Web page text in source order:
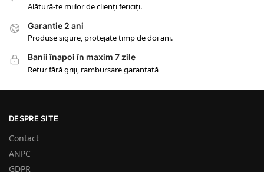
Alătură-te miilor de clienți fericiți.
Garantie 2 ani
Produse sigure, protejate timp de doi ani.
Banii înapoi în maxim 7 zile
Retur fără griji, rambursare garantată
DESPRE SITE
Contact
ANPC
GDPR